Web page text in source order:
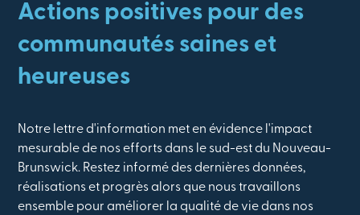
Actions positives pour des
communautés saines et
heureuses
Notre lettre d'information met en évidence l'impact
mesurable de nos efforts dans le sud-est du Nouveau-
Brunswick. Restez informé des dernières données,
réalisations et progrès alors que nous travaillons
ensemble pour améliorer la qualité de vie dans nos